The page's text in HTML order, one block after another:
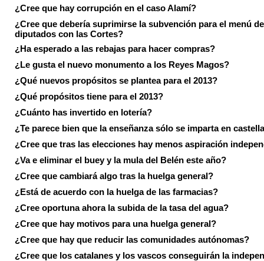
¿Cree que hay corrupción en el caso Alamí?
¿Cree que debería suprimirse la subvención para el menú
diputados con las Cortes?
¿Ha esperado a las rebajas para hacer compras?
¿Le gusta el nuevo monumento a los Reyes Magos?
¿Qué nuevos propósitos se plantea para el 2013?
¿Qué propósitos tiene para el 2013?
¿Cuánto has invertido en lotería?
¿Te parece bien que la enseñanza sólo se imparta en
¿Cree que tras las elecciones hay menos aspiración
¿Va e eliminar el buey y la mula del Belén este año?
¿Cree que cambiará algo tras la huelga general?
¿Está de acuerdo con la huelga de las farmacias?
¿Cree oportuna ahora la subida de la tasa del agua?
¿Cree que hay motivos para una huelga general?
¿Cree que hay que reducir las comunidades autónomas?
¿Cree que los catalanes y los vascos conseguirán la